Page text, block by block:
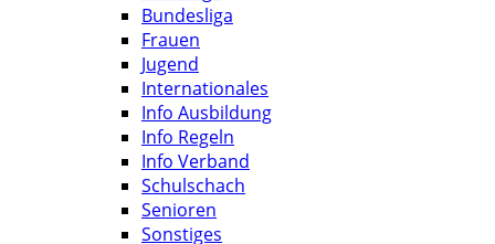
Bundesliga
Frauen
Jugend
Internationales
Info Ausbildung
Info Regeln
Info Verband
Schulschach
Senioren
Sonstiges